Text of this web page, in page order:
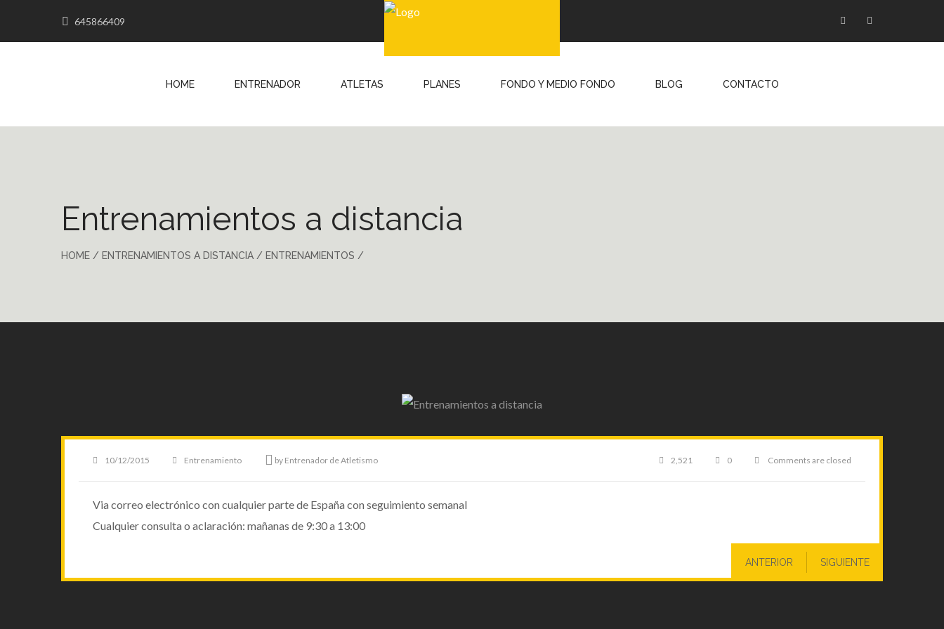
645866409 Facebook
HOME ENTRENADOR ATLETAS PLANES FONDO Y MEDIO FONDO BLOG CONTACTO
Entrenamientos a distancia
HOME / ENTRENAMIENTOS A DISTANCIA / ENTRENAMIENTOS /
Posted
on
10/12/2015 Categories
Entrenamientos Sidebar Post
by Entrenador de Atletismo 2,521 0 Comments are closed
distancia
0
Via correo electrónico con cualquier parte de España con seguimiento semanal
Cualquier consulta o aclaración: mañanas de 9:30 a 13:00
Navegación
de
ANTERIOR SIGUIENTE